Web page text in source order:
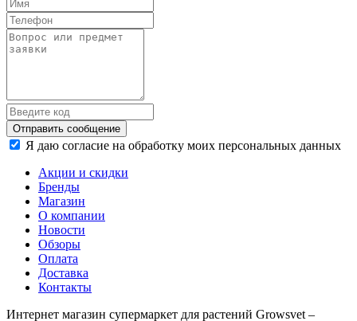
Отправить сообщение
Я даю согласие на обработку моих персональных данных
Акции и скидки
Бренды
Магазин
О компании
Новости
Обзоры
Оплата
Доставка
Контакты
Интернет магазин супермаркет для растений Growsvet –